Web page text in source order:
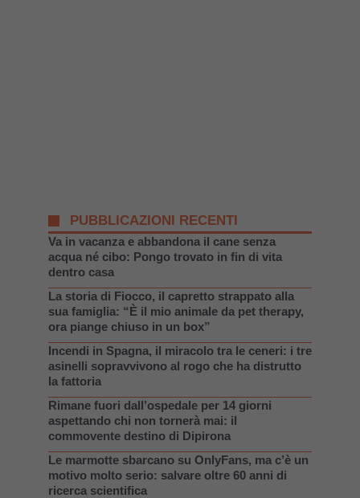
PUBBLICAZIONI RECENTI
Va in vacanza e abbandona il cane senza
acqua né cibo: Pongo trovato in fin di vita
dentro casa
La storia di Fiocco, il capretto strappato alla
sua famiglia: “È il mio animale da pet therapy,
ora piange chiuso in un box”
Incendi in Spagna, il miracolo tra le ceneri: i tre
asinelli sopravvivono al rogo che ha distrutto
la fattoria
Rimane fuori dall’ospedale per 14 giorni
aspettando chi non tornerà mai: il
commovente destino di Dipirona
Le marmotte sbarcano su OnlyFans, ma c’è un
motivo molto serio: salvare oltre 60 anni di
ricerca scientifica